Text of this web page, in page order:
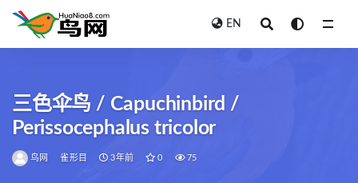
EN
三色伞鸟 / Capuchinbird /
Perissocephalus tricolor
鸟网 雀形目 3年前 0 75